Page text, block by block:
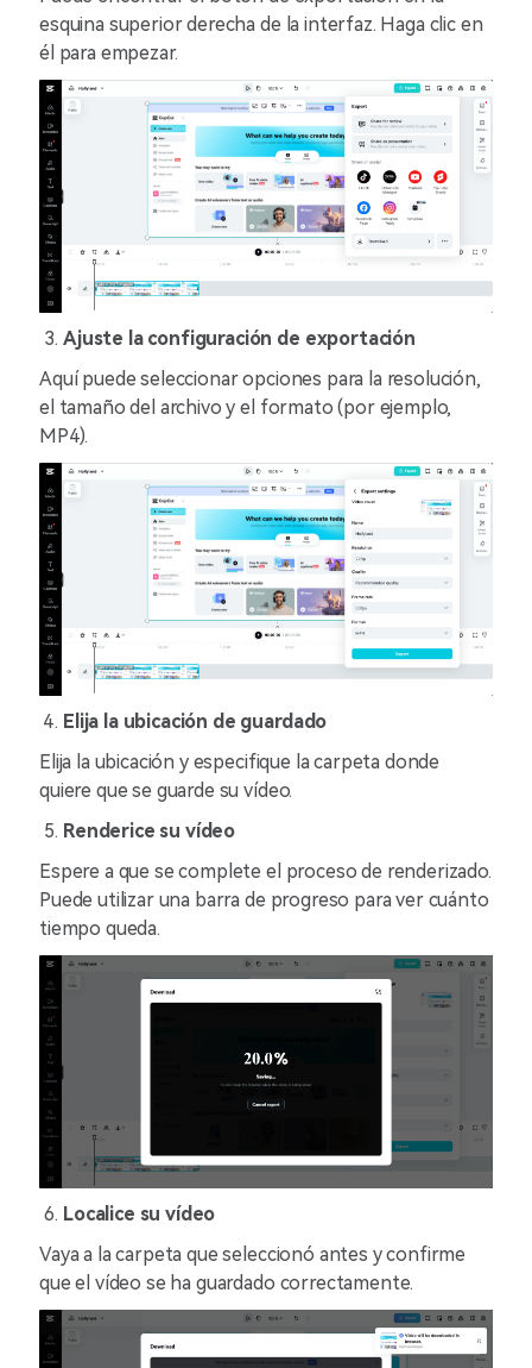
esquina superior derecha de la interfaz. Haga clic en
él para empezar.
Ajuste la configuración de exportación
Aquí puede seleccionar opciones para la resolución,
el tamaño del archivo y el formato (por ejemplo,
MP4).
Elija la ubicación de guardado
Elija la ubicación y especifique la carpeta donde
quiere que se guarde su vídeo.
Renderice su vídeo
Espere a que se complete el proceso de renderizado.
Puede utilizar una barra de progreso para ver cuánto
tiempo queda.
Localice su vídeo
Vaya a la carpeta que seleccionó antes y confirme
que el vídeo se ha guardado correctamente.